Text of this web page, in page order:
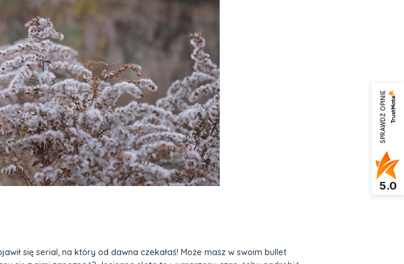
się serial, na który od dawna czekałaś! Może masz w swoim bullet
SPRAWDŹ OPINIE
5.0